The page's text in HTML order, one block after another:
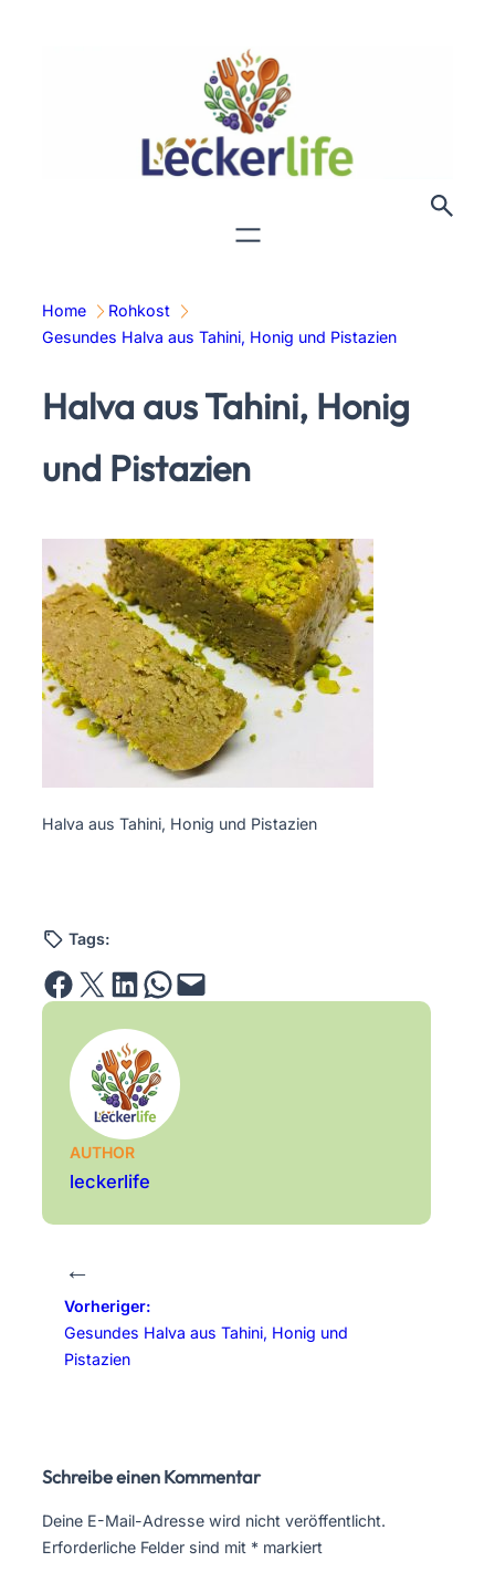
Home
Rohkost
Gesundes Halva aus Tahini, Honig und Pistazien
Halva aus Tahini, Honig
und Pistazien
Halva aus Tahini, Honig und Pistazien
Tags:
Share on Facebook Email this Page Share on LinkedIn Share on WhatsApp Email this Page
AUTHOR
leckerlife
←
Vorheriger:
Gesundes Halva aus Tahini, Honig und
Pistazien
Schreibe einen Kommentar
Deine E-Mail-Adresse wird nicht veröffentlicht.
Erforderliche Felder sind mit * markiert